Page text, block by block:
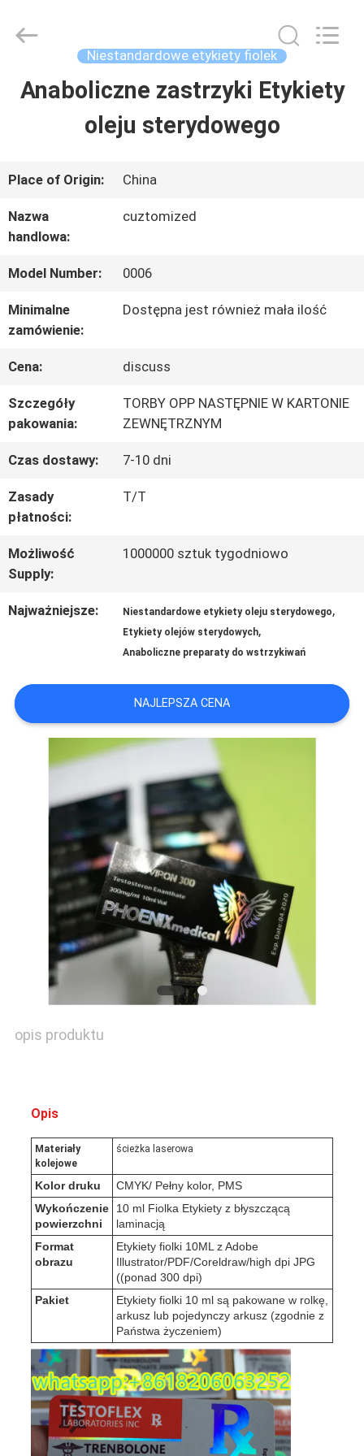
DOM
O
NAS
WYCIECZKA
PO
FABRYCE
KONTROLA
JAKOŚCI
SKONTAKTUJ
SIĘ
AKTUALNOŚCI
SPRAWY
SITEMAP
PRIVACY
POLICY
Industry
Rights
Niestandardowe etykiety fiolek
Anaboliczne zastrzyki Etykiety
oleju sterydowego
Place of Origin: China
Nazwa
handlowa:
cuztomized
Model Number: 0006
Minimalne
zamówienie:
Dostępna jest również mała ilość
Cena: discuss
Szczegóły
pakowania:
TORBY OPP NASTĘPNIE W KARTONIE
ZEWNĘTRZNYM
Czas dostawy: 7-10 dni
Zasady
płatności:
T/T
Możliwość
Supply:
1000000 sztuk tygodniowo
Najważniejsze: Niestandardowe etykiety oleju sterydowego,
Etykiety olejów sterydowych,
Anaboliczne preparaty do wstrzykiwań
NAJLEPSZA CENA
opis produktu
Opis
Materiały
kolejowe
ścieżka laserowa
Kolor druku
CMYK/ Pełny kolor, PMS
Wykończenie
powierzchni
10 ml Fiolka Etykiety z błyszczącą
laminacją
Format
obrazu
Etykiety fiolki 10ML z Adobe
Illustrator/PDF/Coreldraw/high dpi JPG
((ponad 300 dpi)
Pakiet
Etykiety fiolki 10 ml są pakowane w rolkę,
arkusz lub pojedynczy arkusz (zgodnie z
Państwa życzeniem)